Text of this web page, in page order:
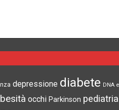
occhi Parkinson pediatria
tumore del colon tumore ovarico